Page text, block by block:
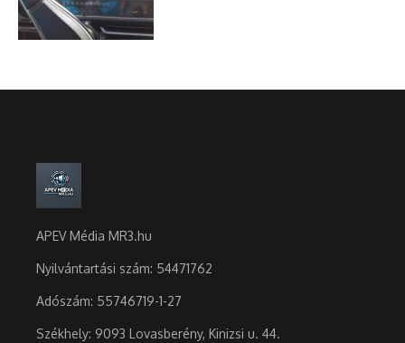
APEV Média MR3.hu
Nyilvántartási szám: 54471762
Adószám: 55746719-1-27
Székhely: 9093 Lovasberény, Kinizsi u. 44.